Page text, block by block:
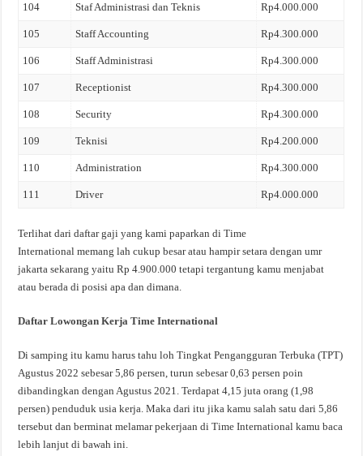
104 Staf Administrasi dan Teknis Rp4.000.000
105 Staff Accounting Rp4.300.000
106 Staff Administrasi Rp4.300.000
107 Receptionist Rp4.300.000
108 Security Rp4.300.000
109 Teknisi Rp4.200.000
110 Administration Rp4.300.000
111 Driver Rp4.000.000
Terlihat dari daftar gaji yang kami paparkan di Time
International memang lah cukup besar atau hampir setara dengan umr
jakarta sekarang yaitu Rp 4.900.000 tetapi tergantung kamu menjabat
atau berada di posisi apa dan dimana.
Daftar Lowongan Kerja Time International
Di samping itu kamu harus tahu loh Tingkat Pengangguran Terbuka (TPT)
Agustus 2022 sebesar 5,86 persen, turun sebesar 0,63 persen poin
dibandingkan dengan Agustus 2021. Terdapat 4,15 juta orang (1,98
persen) penduduk usia kerja. Maka dari itu jika kamu salah satu dari 5,86
tersebut dan berminat melamar pekerjaan di Time International kamu baca
lebih lanjut di bawah ini.